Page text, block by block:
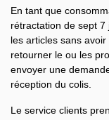
En tant que
rétractation de sept
les articles sans
retourner le ou les
envoyer une
réception du colis.
Le service clients